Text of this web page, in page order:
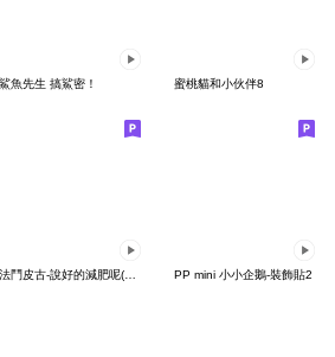
鯊魚先生 搞鯊密！ 蜜桃貓和小伙伴8
法鬥皮古-說好的減肥呢(第15彈) PP mini 小小企鵝-裝飾貼2